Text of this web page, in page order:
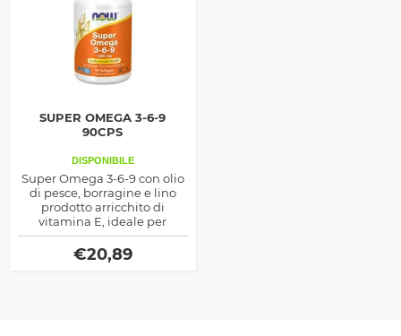
SUPER OMEGA 3-6-9
90CPS
DISPONIBILE
Super Omega 3-6-9 con olio
di pesce, borragine e lino
prodotto arricchito di
vitamina E, ideale per
controllare lo stress
ossidativo da radicali liberi
€20,89